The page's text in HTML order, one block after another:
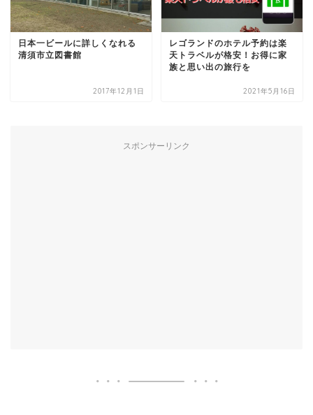
日本一ビールに詳しくなれる
清須市立図書館
2017年12月1日
レゴランドのホテル予約は楽
天トラベルが格安！お得に家
族と思い出の旅行を
2021年5月16日
スポンサーリンク